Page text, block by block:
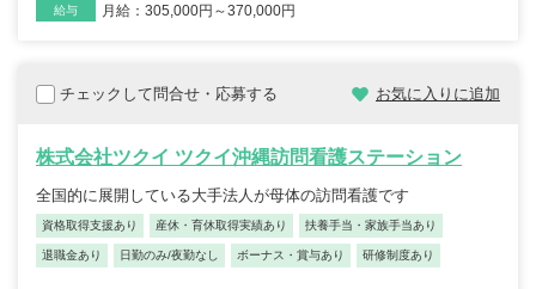
給与 月給：305,000円～370,000円
チェックして問合せ・応募する お気に入りに追加
株式会社ツクイ ツクイ沖縄訪問看護ステーション
全国的に展開している大手法人が母体の訪問看護です
資格取得支援あり 産休・育休取得実績あり 扶養手当・家族手当あり
退職金あり 日勤のみ/夜勤なし ボーナス・賞与あり 研修制度あり